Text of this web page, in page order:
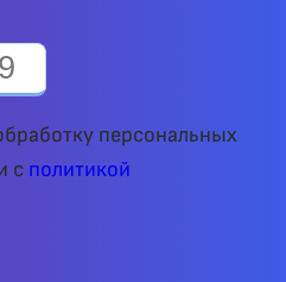
персональных
с политикой